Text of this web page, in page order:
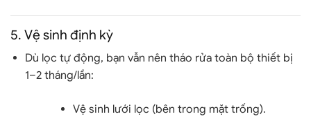
5. Vệ sinh định kỳ
Dù lọc tự động, bạn vẫn nên tháo rửa toàn bộ thiết bị
1–2 tháng/lần:
Vệ sinh lưới lọc (bên trong mặt trống).